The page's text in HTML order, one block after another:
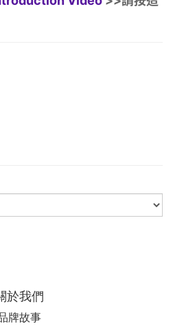
於我們
牌故事